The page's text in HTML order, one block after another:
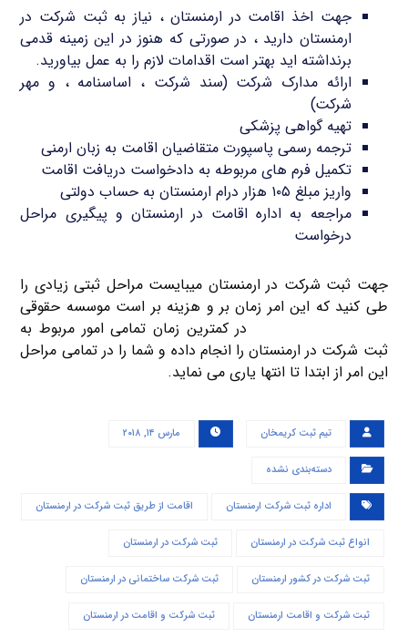
جهت اخذ اقامت در ارمنستان ، نیاز به ثبت شرکت در
ارمنستان دارید ، در صورتی که هنوز در این زمینه قدمی
برنداشته اید بهتر است اقدامات لازم را به عمل بیاورید.
ارائه مدارک شرکت (سند شرکت ، اساسنامه ، و مهر
شرکت)
تهیه گواهی پزشکی
ترجمه رسمی پاسپورت متقاضیان اقامت به زبان ارمنی
تکمیل فرم های مربوطه به دادخواست دریافت اقامت
واریز مبلغ ۱۰۵ هزار درام ارمنستان به حساب دولتی
مراجعه به اداره اقامت در ارمنستان و پیگیری مراحل
درخواست
جهت ثبت شرکت در ارمنستان میبایست مراحل ثبتی زیادی را
طی کنید که این امر زمان بر و هزینه بر است موسسه حقوقی
در کمترین زمان تمامی امور مربوط به
ثبت شرکت در ارمنستان را انجام داده و شما را در تمامی مراحل
این امر از ابتدا تا انتها یاری می نماید.
تیم ثبت کریمخان مارس ۱۴, ۲۰۱۸
دسته‌بندی نشده
اداره ثبت شرکت ارمنستان اقامت از طریق ثبت شرکت در ارمنستان
انواع ثبت شرکت در ارمنستان ثبت شرکت در ارمنستان
ثبت شرکت در کشور ارمنستان ثبت شرکت ساختمانی در ارمنستان
ثبت شرکت و اقامت ارمنستان ثبت شرکت و اقامت در ارمنستان